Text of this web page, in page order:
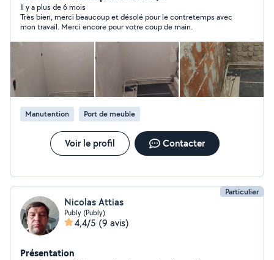
Il y a plus de 6 mois
Très bien, merci beaucoup et désolé pour le contretemps avec
mon travail. Merci encore pour votre coup de main.
Manutention Port de meuble
Voir le profil Contacter
Particulier
Nicolas Attias
Publy (Publy)
4,4/5 (9 avis)
Présentation